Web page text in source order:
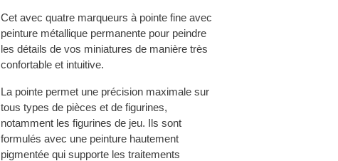
Cet avec quatre marqueurs à pointe fine avec
peinture métallique permanente pour peindre
les détails de vos miniatures de manière très
confortable et intuitive.
La pointe permet une précision maximale sur
tous types de pièces et de figurines,
notamment les figurines de jeu. Ils sont
formulés avec une peinture hautement
pigmentée qui supporte les traitements